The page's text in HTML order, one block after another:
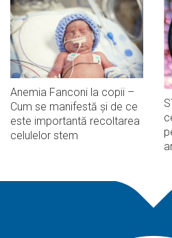
Anemia Fanconi la copii –
Cum se manifestă și de ce
este importantă recoltarea
celulelor stem